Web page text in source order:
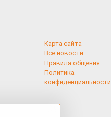
Карта сайта
Все новости
Правила общения
Политика
конфиденциальности